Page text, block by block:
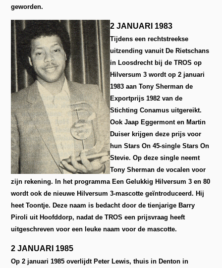
geworden.
2 JANUARI 1983
Tijdens een rechtstreekse
uitzending vanuit De Rietschans
in Loosdrecht bij de TROS op
Hilversum 3 wordt op 2 januari
1983 aan Tony Sherman de
Exportprijs 1982 van de
Stichting Conamus uitgereikt.
Ook Jaap Eggermont en Martin
Duiser krijgen deze prijs voor
hun Stars On 45-single Stars On
Stevie. Op deze single neemt
Tony Sherman de vocalen voor
zijn rekening. In het programma Een Gelukkig Hilversum 3 en 80
wordt ook de nieuwe Hilversum 3-mascotte geïntroduceerd. Hij
heet Toontje. Deze naam is bedacht door de tienjarige Barry
Piroli uit Hoofddorp, nadat de TROS een prijsvraag heeft
uitgeschreven voor een leuke naam voor de mascotte.
2 JANUARI 1985
Op 2 januari 1985 overlijdt Peter Lewis, thuis in Denton in